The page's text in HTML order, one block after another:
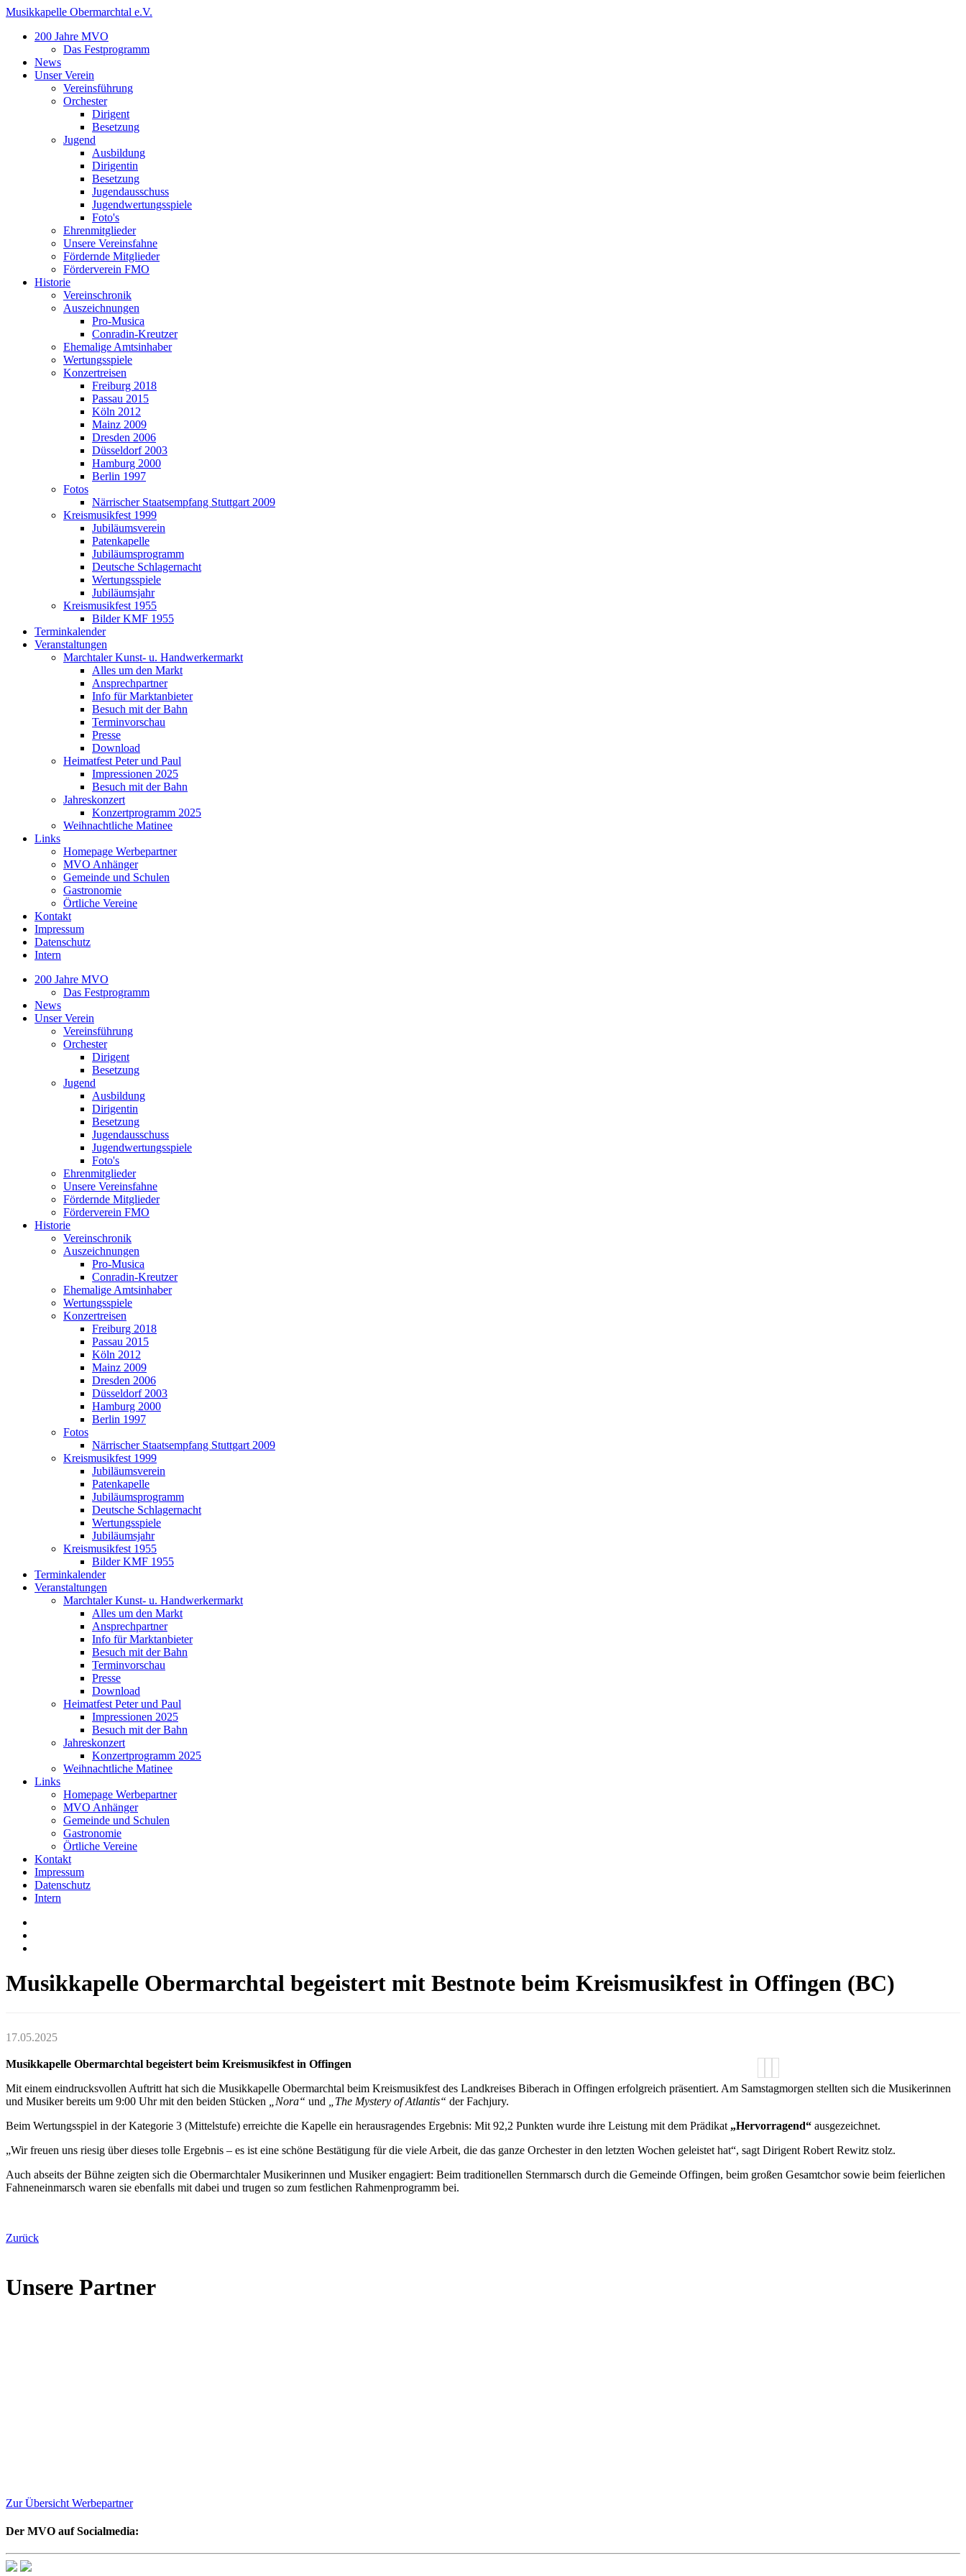
Musikkapelle Obermarchtal e.V.
200 Jahre MVO
Das Festprogramm
News
Unser Verein
Vereinsführung
Orchester
Dirigent
Besetzung
Jugend
Ausbildung
Dirigentin
Besetzung
Jugendausschuss
Jugendwertungsspiele
Foto's
Ehrenmitglieder
Unsere Vereinsfahne
Fördernde Mitglieder
Förderverein FMO
Historie
Vereinschronik
Auszeichnungen
Pro-Musica
Conradin-Kreutzer
Ehemalige Amtsinhaber
Wertungsspiele
Konzertreisen
Freiburg 2018
Passau 2015
Köln 2012
Mainz 2009
Dresden 2006
Düsseldorf 2003
Hamburg 2000
Berlin 1997
Fotos
Närrischer Staatsempfang Stuttgart 2009
Kreismusikfest 1999
Jubiläumsverein
Patenkapelle
Jubiläumsprogramm
Deutsche Schlagernacht
Wertungsspiele
Jubiläumsjahr
Kreismusikfest 1955
Bilder KMF 1955
Terminkalender
Veranstaltungen
Marchtaler Kunst- u. Handwerkermarkt
Alles um den Markt
Ansprechpartner
Info für Marktanbieter
Besuch mit der Bahn
Terminvorschau
Presse
Download
Heimatfest Peter und Paul
Impressionen 2025
Besuch mit der Bahn
Jahreskonzert
Konzertprogramm 2025
Weihnachtliche Matinee
Links
Homepage Werbepartner
MVO Anhänger
Gemeinde und Schulen
Gastronomie
Örtliche Vereine
Kontakt
Impressum
Datenschutz
Intern
200 Jahre MVO
Das Festprogramm
News
Unser Verein
Vereinsführung
Orchester
Dirigent
Besetzung
Jugend
Ausbildung
Dirigentin
Besetzung
Jugendausschuss
Jugendwertungsspiele
Foto's
Ehrenmitglieder
Unsere Vereinsfahne
Fördernde Mitglieder
Förderverein FMO
Historie
Vereinschronik
Auszeichnungen
Pro-Musica
Conradin-Kreutzer
Ehemalige Amtsinhaber
Wertungsspiele
Konzertreisen
Freiburg 2018
Passau 2015
Köln 2012
Mainz 2009
Dresden 2006
Düsseldorf 2003
Hamburg 2000
Berlin 1997
Fotos
Närrischer Staatsempfang Stuttgart 2009
Kreismusikfest 1999
Jubiläumsverein
Patenkapelle
Jubiläumsprogramm
Deutsche Schlagernacht
Wertungsspiele
Jubiläumsjahr
Kreismusikfest 1955
Bilder KMF 1955
Terminkalender
Veranstaltungen
Marchtaler Kunst- u. Handwerkermarkt
Alles um den Markt
Ansprechpartner
Info für Marktanbieter
Besuch mit der Bahn
Terminvorschau
Presse
Download
Heimatfest Peter und Paul
Impressionen 2025
Besuch mit der Bahn
Jahreskonzert
Konzertprogramm 2025
Weihnachtliche Matinee
Links
Homepage Werbepartner
MVO Anhänger
Gemeinde und Schulen
Gastronomie
Örtliche Vereine
Kontakt
Impressum
Datenschutz
Intern
Musikkapelle Obermarchtal begeistert mit Bestnote beim Kreismusikfest in Offingen (BC)
17.05.2025
Musikkapelle Obermarchtal begeistert beim Kreismusikfest in Offingen
Mit einem eindrucksvollen Auftritt hat sich die Musikkapelle Obermarchtal beim Kreismusikfest des Landkreises Biberach in Offingen erfolgreich präsentiert. Am Samstagmorgen stellten sich die Musikerinnen
und Musiker bereits um 9:00 Uhr mit den beiden Stücken
„Nora“ und „The Mystery of Atlantis“ der Fachjury.
Beim Wertungsspiel in der Kategorie 3 (Mittelstufe) erreichte die Kapelle ein herausragendes Ergebnis: Mit 92,2 Punkten wurde ihre Leistung mit dem Prädikat „Hervorragend“ ausgezeichnet.
„Wir freuen uns riesig über dieses tolle Ergebnis – es ist eine schöne Bestätigung für die viele Arbeit, die das ganze Orchester in den letzten Wochen geleistet hat“, sagt Dirigent Robert Rewitz stolz.
Auch abseits der Bühne zeigten sich die Obermarchtaler Musikerinnen und Musiker engagiert: Beim traditionellen Sternmarsch durch die Gemeinde Offingen, beim großen Gesamtchor sowie beim feierlichen
Fahneneinmarsch waren sie ebenfalls mit dabei und trugen so zum festlichen Rahmenprogramm bei.
Zurück
Unsere Partner
Zur Übersicht Werbepartner
Der MVO auf Socialmedia: